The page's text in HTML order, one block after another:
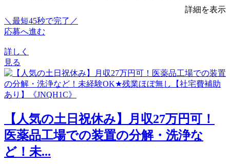
詳細を表示
＼最短45秒で完了／
応募へ進む
詳しく
見る
【人気の土日祝休み】月収27万円可！
医薬品工場での装置の分解・洗浄な
ど！未...